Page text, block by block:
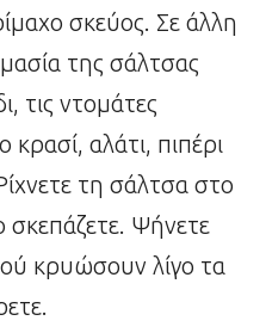
σκεύος. Σε άλλη
της σάλτσας
τις ντομάτες
αλάτι, πιπέρι
τη σάλτσα στο
σκεπάζετε. Ψήνετε
κρυώσουν λίγο τα